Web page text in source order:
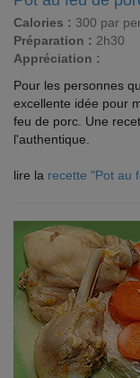
Calories : 300 par
Préparation : 2h30
Appréciation :
Pour les personnes
excellente idée pour
feu de porc. Une
l'authentique.
lire la recette "Pot au